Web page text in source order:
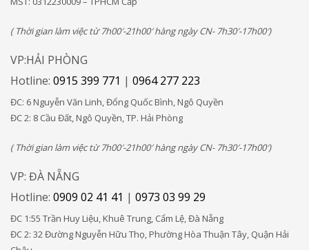
( Thời gian làm việc từ 7h00′-21h00′ hàng ngày CN- 7h30′-17h00′)
VP:HẢI PHÒNG
Hotline: 0915 399 771 | 0964 277 223
ĐC: 6 Nguyễn Văn Linh, Đổng Quốc Bình, Ngô Quyền
ĐC 2: 8 Cầu Đất, Ngô Quyền, TP. Hải Phòng
( Thời gian làm việc từ 7h00′-21h00′ hàng ngày CN- 7h30′-17h00′)
VP: ĐÀ NẴNG
Hotline: 0909 02 41 41 | 0973 03 99 29
ĐC 1:55 Trần Huy Liệu, Khuê Trung, Cẩm Lệ, Đà Nẵng
ĐC 2: 32 Đường Nguyễn Hữu Thọ, Phường Hòa Thuận Tây, Quận Hải